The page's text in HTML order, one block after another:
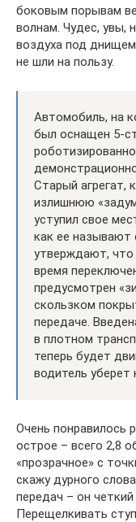
боковым порывам
волнам. Чудес, увы,
воздуха под
не шли на пользу.
Автомобиль, на
был оснащен 5-
Старый агрегат,
излишнюю
уступил свое
как ее называют
утверждают, что
время
предусмотрен
скользком
передаче.
в плотном
теперь будет
водитель уберет
Очень понравилось
острое – всего 2,8
«прозрачное» с
скажу дурного
передач – он
Перещелкивать